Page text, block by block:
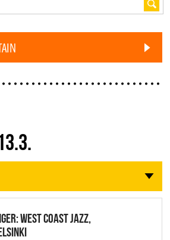
WEST COAST JAZZ,